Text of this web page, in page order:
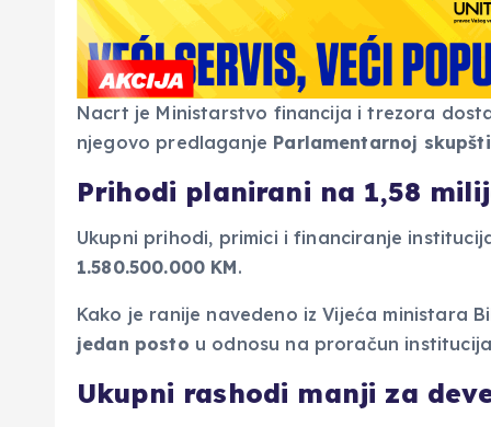
Nacrt je Ministarstvo financija i trezora
njegovo predlaganje Parlamentarnoj
Prihodi planirani na 1,58
Ukupni prihodi, primici i financiranje
1.580.500.000 KM.
Kako je ranije navedeno iz Vijeća ministara
jedan posto u odnosu na proračun
Ukupni rashodi manji za